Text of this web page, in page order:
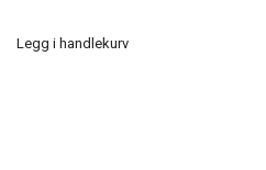
Legg i handlekurv